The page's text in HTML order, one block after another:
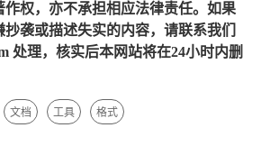
作权，亦不承担相应法律责任。如果
袭或描述失实的内容，请联系我们
处理，核实后本网站将在24小时内删
文档 工具 格式